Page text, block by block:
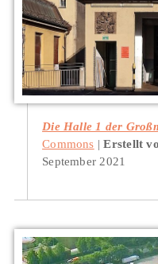
Die Halle 1 der
Commons
Erstellt
September 2021